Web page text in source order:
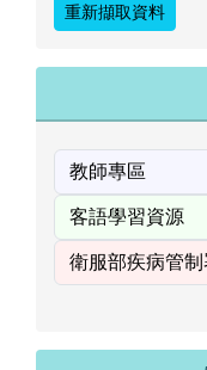
重新擷取資料